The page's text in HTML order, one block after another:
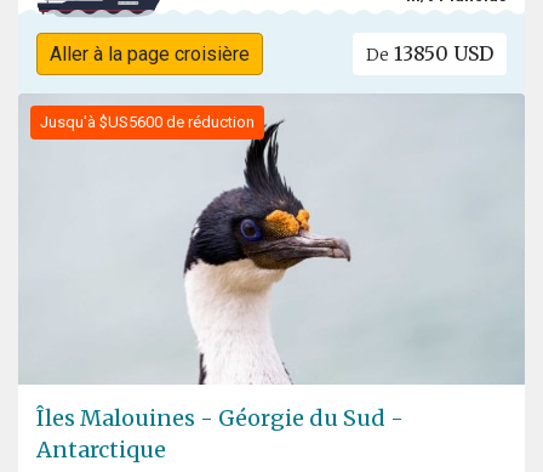
Aller à la page croisière De 13850 USD
Jusqu'à $US5600 de réduction
Îles Malouines - Géorgie du Sud -
Antarctique